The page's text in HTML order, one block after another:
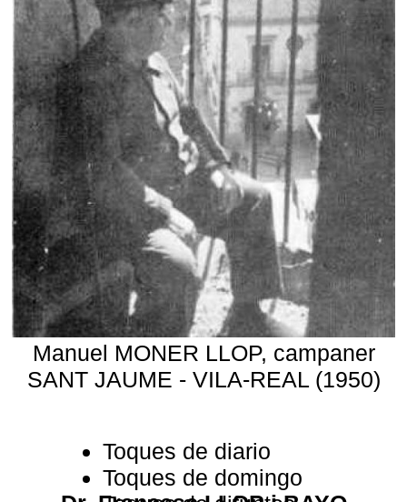
Manuel MONER LLOP, campaner
SANT JAUME - VILA-REAL (1950)
Toques de diario
Toques de domingo